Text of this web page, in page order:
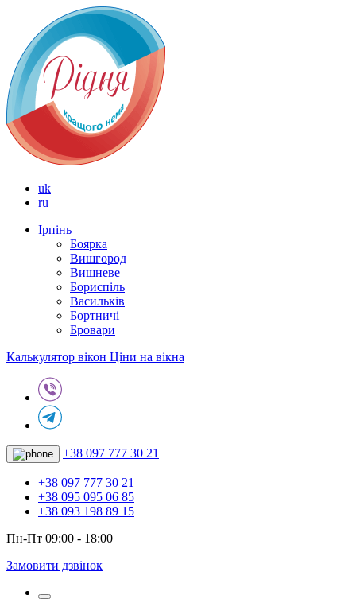
uk
ru
Ірпінь
Боярка
Вишгород
Вишневе
Бориспіль
Васильків
Бортничі
Бровари
Калькулятор вікон Ціни на вікна
+38 097 777 30 21
+38 097 777 30 21
+38 095 095 06 85
+38 093 198 89 15
Пн-Пт 09:00 - 18:00
Замовити дзвінок